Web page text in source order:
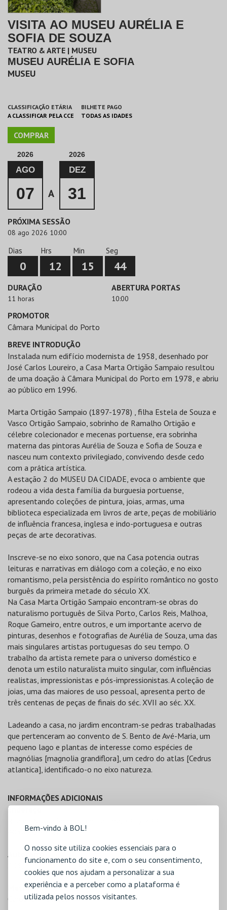
Bem-vindo à BOL!
O nosso site utiliza cookies essenciais para o
funcionamento do site e, com o seu consentimento,
cookies que nos ajudam a personalizar a sua
experiência e a perceber como a plataforma é
utilizada pelos nossos visitantes.
VISITA AO MUSEU AURÉLIA E
SOFIA DE SOUZA
TEATRO & ARTE | MUSEU
MUSEU AURÉLIA E SOFIA
MUSEU
CLASSIFICAÇÃO ETÁRIA
A CLASSIFICAR PELA CCE
BILHETE PAGO
TODAS AS IDADES
COMPRAR
2026
AGO
07 A
2026
DEZ
31
PRÓXIMA SESSÃO
08 ago 2026 10:00
Dias
0
Hrs
12
Min
15
Seg
44
DURAÇÃO
11 horas
ABERTURA PORTAS
10:00
PROMOTOR
Câmara Municipal do Porto
BREVE INTRODUÇÃO
Instalada num edifício modernista de 1958, desenhado por
José Carlos Loureiro, a Casa Marta Ortigão Sampaio resultou
de uma doação à Câmara Municipal do Porto em 1978, e abriu
ao público em 1996.
Marta Ortigão Sampaio (1897-1978) , filha Estela de Souza e
Vasco Ortigão Sampaio, sobrinho de Ramalho Ortigão e
célebre colecionador e mecenas portuense, era sobrinha
materna das pintoras Aurélia de Souza e Sofia de Souza e
nasceu num contexto privilegiado, convivendo desde cedo
com a prática artística.
A estação 2 do MUSEU DA CIDADE, evoca o ambiente que
rodeou a vida desta família da burguesia portuense,
apresentando coleções de pintura, joias, armas, uma
biblioteca especializada em livros de arte, peças de mobiliário
de influência francesa, inglesa e indo-portuguesa e outras
peças de arte decorativas.
Inscreve-se no eixo sonoro, que na Casa potencia outras
leituras e narrativas em diálogo com a coleção, e no eixo
romantismo, pela persistência do espírito romântico no gosto
burguês da primeira metade do século XX.
Na Casa Marta Ortigão Sampaio encontram-se obras do
naturalismo português de Silva Porto, Carlos Reis, Malhoa,
Roque Gameiro, entre outros, e um importante acervo de
pinturas, desenhos e fotografias de Aurélia de Souza, uma das
mais singulares artistas portuguesas do seu tempo. O
trabalho da artista remete para o universo doméstico e
denota um estilo naturalista muito singular, com influências
realistas, impressionistas e pós-impressionistas. A coleção de
joias, uma das maiores de uso pessoal, apresenta perto de
três centenas de peças de finais do séc. XVII ao séc. XX.
Ladeando a casa, no jardim encontram-se pedras trabalhadas
que pertenceram ao convento de S. Bento de Avé-Maria, um
pequeno lago e plantas de interesse como espécies de
magnólias [magnolia grandiflora], um cedro do atlas [Cedrus
atlantica], identificado-o no eixo natureza.
INFORMAÇÕES ADICIONAIS
Endereço
4050-428 Porto
Autocarro
203, 302, 203, 302, 508
Metro
Carolina Michaëlis